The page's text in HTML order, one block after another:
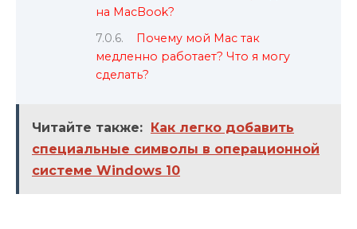
на MacBook?
Почему мой Mac так
медленно работает? Что я могу
сделать?
Читайте также: Как легко добавить
специальные символы в операционной
системе Windows 10